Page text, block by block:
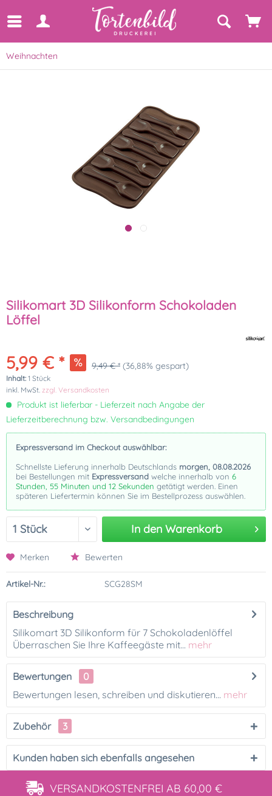
Weihnachten
Silikomart 3D Silikonform Schokoladen
Löffel
5,99 € * 9,49 € * (36,88% gespart)
Inhalt: 1 Stück
inkl. MwSt. zzgl. Versandkosten
Produkt ist lieferbar - Lieferzeit nach Angabe der
Lieferzeitberechnung bzw. Versandbedingungen
Expressversand im Checkout auswählbar:
Schnellste Lieferung innerhalb Deutschlands morgen, 08.08.2026
bei Bestellungen mit Expressversand welche innerhalb von 6
Stunden, 55 Minuten und 12 Sekunden getätigt werden. Einen
späteren Liefertermin können Sie im Bestellprozess auswählen.
In den Warenkorb
Merken Bewerten
Artikel-Nr.: SCG28SM
Beschreibung
Silikomart 3D Silikonform für 7 Schokoladenlöffel
Überraschen Sie Ihre Kaffeegäste mit... mehr
Bewertungen
0
Bewertungen lesen, schreiben und diskutieren... mehr
Zubehör 3
Kunden haben sich ebenfalls angesehen
VERSANDKOSTENFREI AB 60,00 €